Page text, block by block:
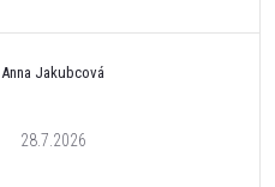
Anna Jakubcová
28.7.2026